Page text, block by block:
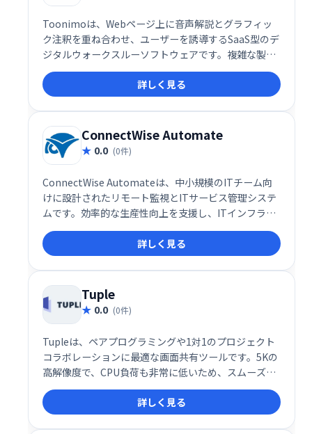
Toonimoは、Webページ上に音声解説とグラフィッ
ク注釈を重ね合わせ、ユーザーを誘導するSaaS型のデ
ジタルウォークスルーソフトウェアです。複雑な製品
説明やデータ表示を分かりやすく伝え、人間味あふれ
るWeb体験を提供します。 Webサイトのユーザーエン
ゲージメント向上に最適です。
詳しく見る
ConnectWise Automate
0.0 (0件)
ConnectWise Automateは、中小規模のITチーム向
けに設計されたリモート監視とITサービス管理システ
ムです。効率的な生産性向上を支援し、ITインフラの
可視性を高めます。
詳しく見る
Tuple
0.0 (0件)
Tupleは、ペアプログラミングや1対1のプロジェクト
コラボレーションに最適な画面共有ツールです。5Kの
高解像度で、CPU負荷も非常に低いため、スムーズで
快適なリモート作業を実現します。まるで同じ机で作
業しているかのような感覚で、ストレスフリーなコラ
ボレーションを体験できます。
詳しく見る